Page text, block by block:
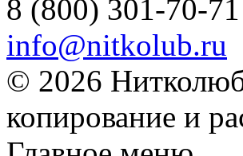
8 (800) 301-70-71
info@nitkolub.ru
© 2026
копирование и